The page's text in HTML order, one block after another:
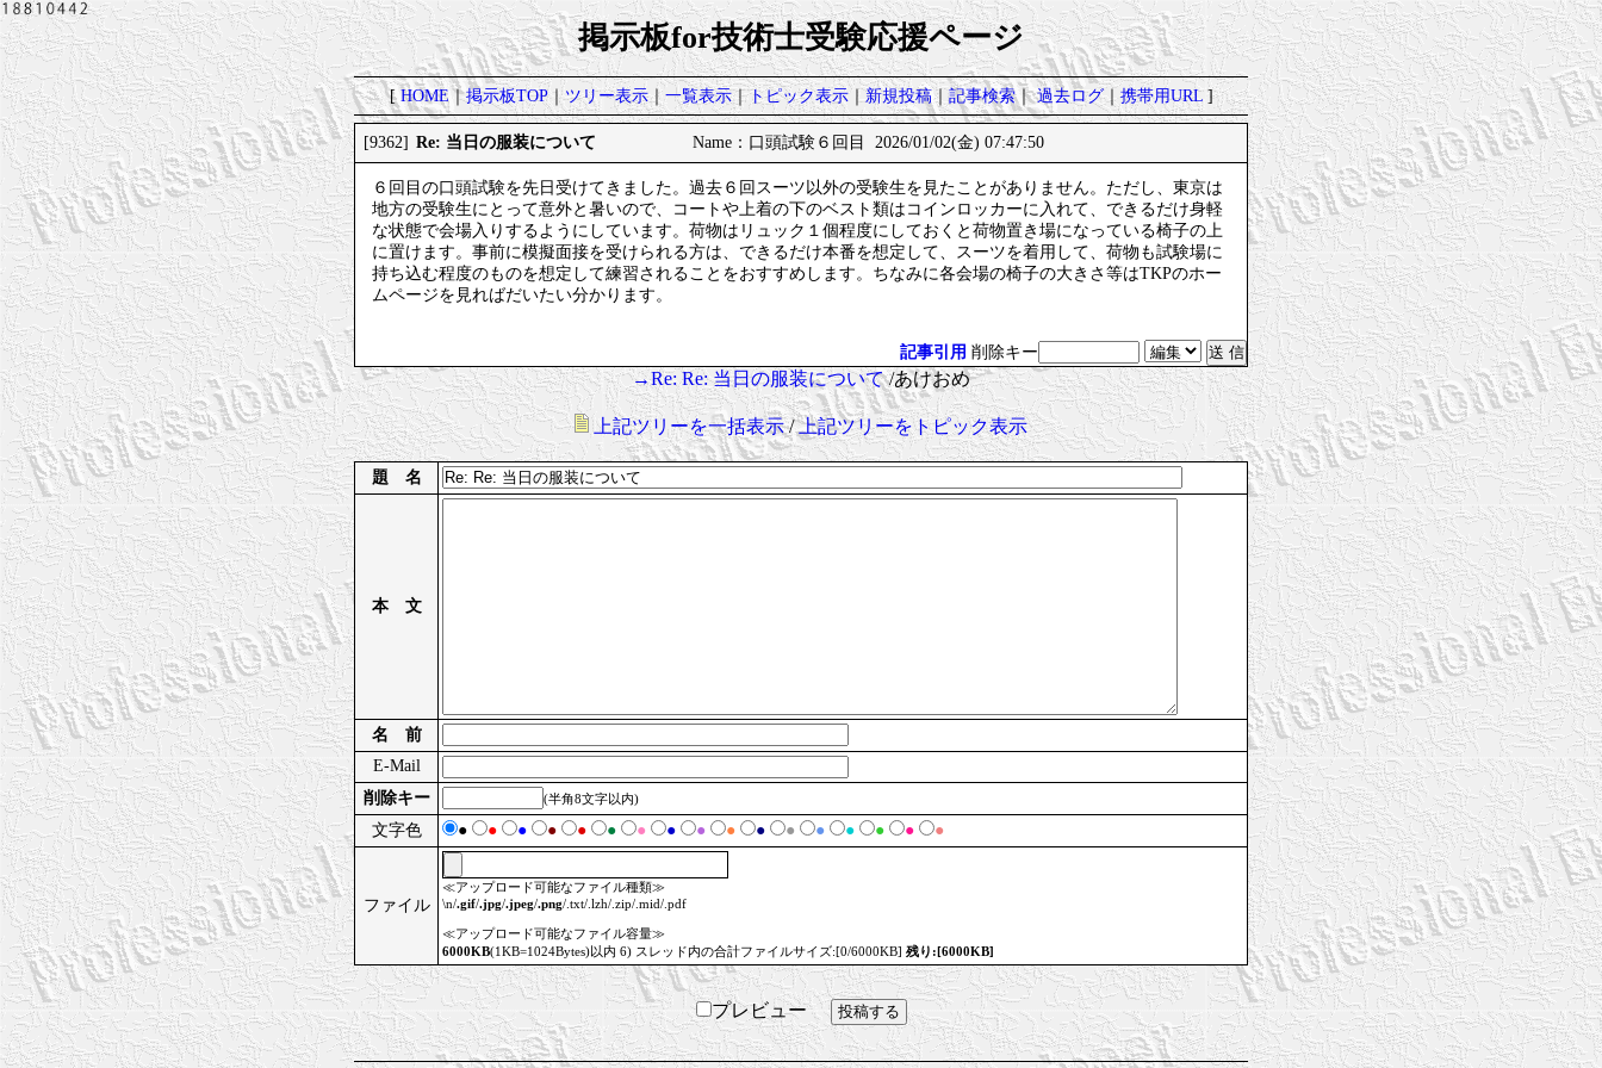
掲示板for技術士受験応援ページ
[HOME｜掲示板TOP｜ツリー表示｜一覧表示｜トピック表示｜新規投稿｜記事検索｜過去ログ｜携帯用URL]
[9362] Re: 当日の服装について Name：口頭試験６回目 2026/01/02(金) 07:47:50
６回目の口頭試験を先日受けてきました。過去６回スーツ以外の受験生を見たことがありません。ただし、東京は
地方の受験生にとって意外と暑いので、コートや上着の下のベスト類はコインロッカーに入れて、できるだけ身軽
な状態で会場入りするようにしています。荷物はリュック１個程度にしておくと荷物置き場になっている椅子の上
に置けます。事前に模擬面接を受けられる方は、できるだけ本番を想定して、スーツを着用して、荷物も試験場に
持ち込む程度のものを想定して練習されることをおすすめします。ちなみに各会場の椅子の大きさ等はTKPのホー
ムページを見ればだいたい分かります。
記事引用 削除キー
→Re: Re: 当日の服装について/あけおめ
上記ツリーを一括表示/上記ツリーをトピック表示
題 名
本 文
名 前
E-Mail
削除キー
(半角8文字以内)
文字色 ● ● ● ● ● ● ● ● ● ● ● ● ● ● ● ● ●
ファイル
≪アップロード可能なファイル種類≫
\n/.gif/.jpg/.jpeg/.png/.txt/.lzh/.zip/.mid/.pdf
≪アップロード可能なファイル容量≫
6000KB(1KB=1024Bytes)以内 6) スレッド内の合計ファイルサイズ:[0/6000KB] 残り:[6000KB]
プレビュー